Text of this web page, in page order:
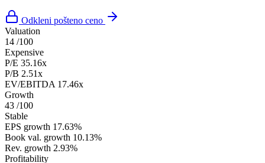
Odkleni pošteno ceno
Valuation
14 /100
Expensive
P/E 35.16x
P/B 2.51x
EV/EBITDA 17.46x
Growth
43 /100
Stable
EPS growth 17.63%
Book val. growth 10.13%
Rev. growth 2.93%
Profitability